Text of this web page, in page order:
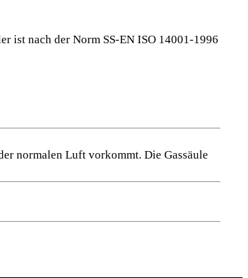
ist nach der Norm SS-EN ISO 14001-1996
normalen Luft vorkommt. Die Gassäule